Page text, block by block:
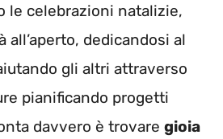
le celebrazioni natalizie,
dedicandosi al
gli altri attraverso
pianificando progetti
davvero è trovare gioia